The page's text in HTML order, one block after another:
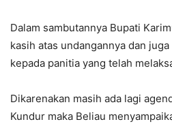
Dalam sambutannya Bupati
kasih atas undangannya dan
kepada panitia yang telah
Dikarenakan masih ada lagi
Kundur maka Beliau